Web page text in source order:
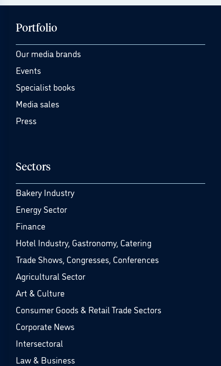
Portfolio
Our media brands
Events
Specialist books
Media sales
Press
Sectors
Bakery Industry
Energy Sector
Finance
Hotel Industry, Gastronomy, Catering
Trade Shows, Congresses, Conferences
Agricultural Sector
Art & Culture
Consumer Goods & Retail Trade Sectors
Corporate News
Intersectoral
Law & Business